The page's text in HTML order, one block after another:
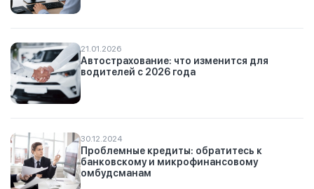
21.01.2026
Автострахование: что изменится для
водителей с 2026 года
30.12.2024
Проблемные кредиты: обратитесь к
банковскому и микрофинансовому
омбудсманам